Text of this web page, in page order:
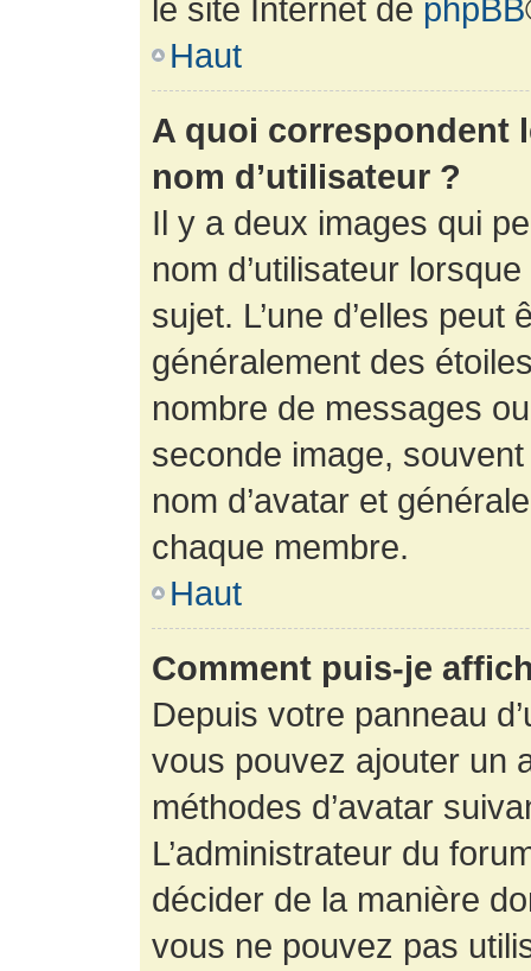
le site Internet de phpBB
Haut
A quoi correspondent
nom d’utilisateur ?
Il y a deux images qui
nom d’utilisateur
sujet. L’une d’elles
généralement des
nombre de messages
seconde image,
nom d’avatar et
chaque membre.
Haut
Comment puis-je
Depuis votre panneau
vous pouvez ajouter un
méthodes d’avatar
L’administrateur du
décider de la manière
vous ne pouvez pas